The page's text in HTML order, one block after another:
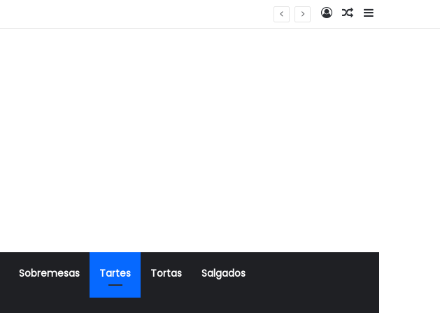
Log InArtigo Aleatório
Sidebar
Sobremesas Tartes Tortas Salgados